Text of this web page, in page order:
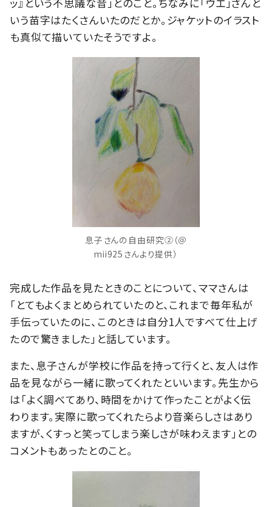
いう苗字はたくさんいたのだとか。ジャケットのイラスト
も真似て描いていたそうですよ。
息子さんの自由研究②（＠
mii925さんより提供）
完成した作品を見たときのことについて、ママさんは
「とてもよくまとめられていたのと、これまで毎年私が
手伝っていたのに、このときは自分1人ですべて仕上げ
たので驚きました」と話しています。
また、息子さんが学校に作品を持って行くと、友人は作
品を見ながら一緒に歌ってくれたといいます。先生から
は「よく調べてあり、時間をかけて作ったことがよく伝
わります。実際に歌ってくれたらより音楽らしさはあり
ますが、くすっと笑ってしまう楽しさが味わえます」との
コメントもあったとのこと。